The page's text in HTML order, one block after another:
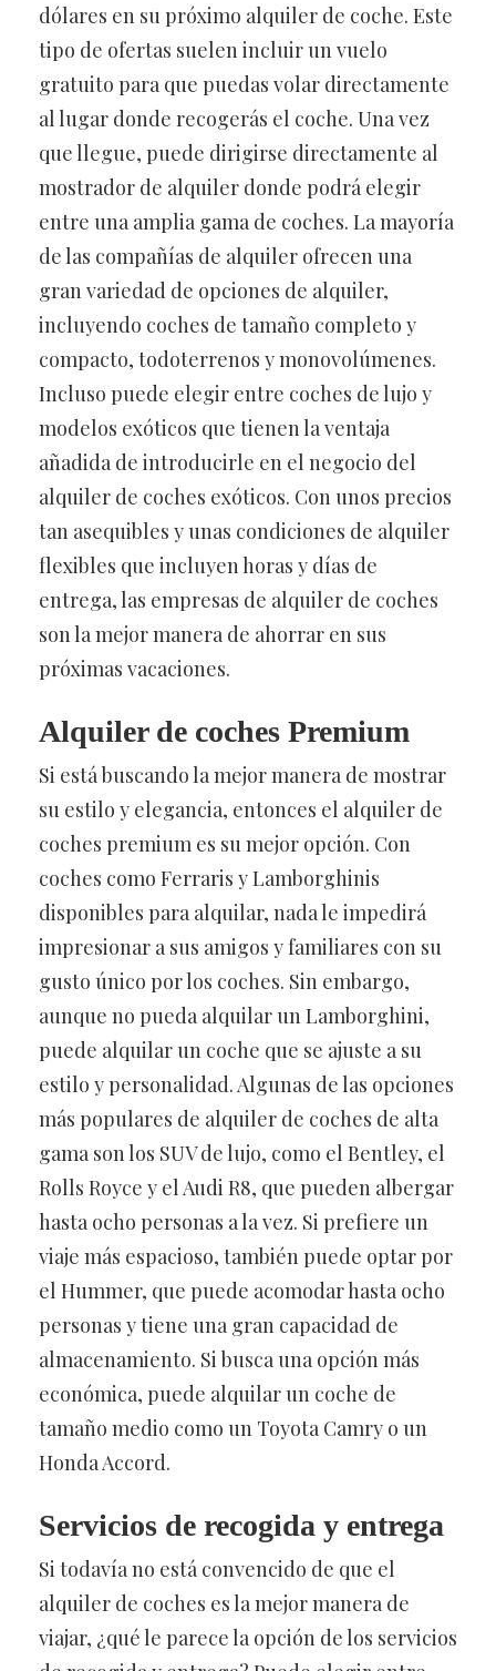
dólares en su próximo alquiler de coche. Este
tipo de ofertas suelen incluir un vuelo
gratuito para que puedas volar directamente
al lugar donde recogerás el coche. Una vez
que llegue, puede dirigirse directamente al
mostrador de alquiler donde podrá elegir
entre una amplia gama de coches. La mayoría
de las compañías de alquiler ofrecen una
gran variedad de opciones de alquiler,
incluyendo coches de tamaño completo y
compacto, todoterrenos y monovolúmenes.
Incluso puede elegir entre coches de lujo y
modelos exóticos que tienen la ventaja
añadida de introducirle en el negocio del
alquiler de coches exóticos. Con unos precios
tan asequibles y unas condiciones de alquiler
flexibles que incluyen horas y días de
entrega, las empresas de alquiler de coches
son la mejor manera de ahorrar en sus
próximas vacaciones.
Alquiler de coches Premium
Si está buscando la mejor manera de mostrar
su estilo y elegancia, entonces el alquiler de
coches premium es su mejor opción. Con
coches como Ferraris y Lamborghinis
disponibles para alquilar, nada le impedirá
impresionar a sus amigos y familiares con su
gusto único por los coches. Sin embargo,
aunque no pueda alquilar un Lamborghini,
puede alquilar un coche que se ajuste a su
estilo y personalidad. Algunas de las opciones
más populares de alquiler de coches de alta
gama son los SUV de lujo, como el Bentley, el
Rolls Royce y el Audi R8, que pueden albergar
hasta ocho personas a la vez. Si prefiere un
viaje más espacioso, también puede optar por
el Hummer, que puede acomodar hasta ocho
personas y tiene una gran capacidad de
almacenamiento. Si busca una opción más
económica, puede alquilar un coche de
tamaño medio como un Toyota Camry o un
Honda Accord.
Servicios de recogida y entrega
Si todavía no está convencido de que el
alquiler de coches es la mejor manera de
viajar, ¿qué le parece la opción de los servicios